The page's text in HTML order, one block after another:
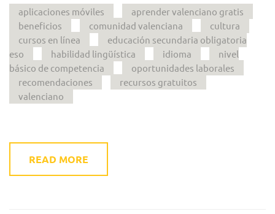
aplicaciones móviles
aprender valenciano gratis
beneficios
comunidad valenciana
cultura
cursos en línea
educación secundaria obligatoria
eso
habilidad lingüística idioma
nivel
básico de competencia
oportunidades laborales
recomendaciones
recursos gratuitos
valenciano
READ MORE